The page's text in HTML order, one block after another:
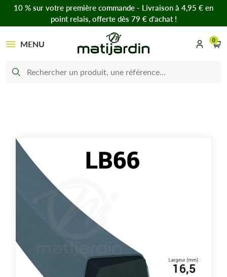
10 % sur votre première commande - Livraison à 4,95 € en
point relais, offerte dès 79 € d’achat !
MENU 0